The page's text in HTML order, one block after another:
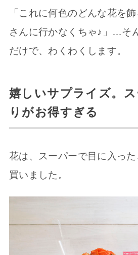
「これに何色のどんな花を
さんに行かなくちゃ♪」…そ
だけで、わくわくします。
嬉しいサプライズ。
りがお得すぎる
花は、スーパーで目に入っ
買いました。